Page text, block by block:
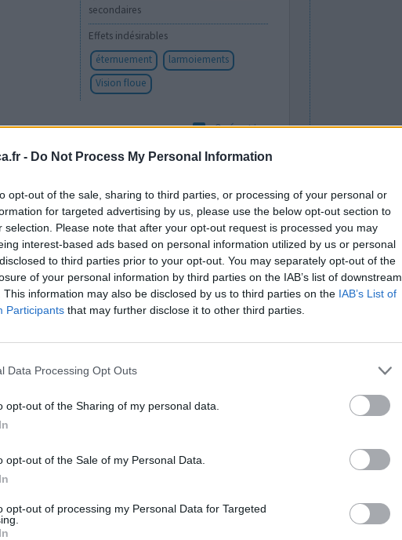
- Do Not Process My Personal Information
opt-out of the sale, sharing to third parties, or processing of your personal or
for targeted advertising by us, please use the below opt-out section to
selection. Please note that after your opt-out request is processed you may
interest-based ads based on personal information utilized by us or personal
to third parties prior to your opt-out. You may separately opt-out of the
of your personal information by third parties on the IAB’s list of downstream
This information may also be disclosed by us to third parties on the IAB’s List of
Participants that may further disclose it to other third parties.
Data Processing Opt Outs
opt-out of the Sharing of my personal data.
opt-out of the Sale of my Personal Data.
opt-out of processing my Personal Data for Targeted
secondaires
Effets indésirables
éternuement
larmoiements
Vision floue
0 réactions
Efficacité
Quantité effets
sensation de brûlure dans les yeux
Au bout
de
que les